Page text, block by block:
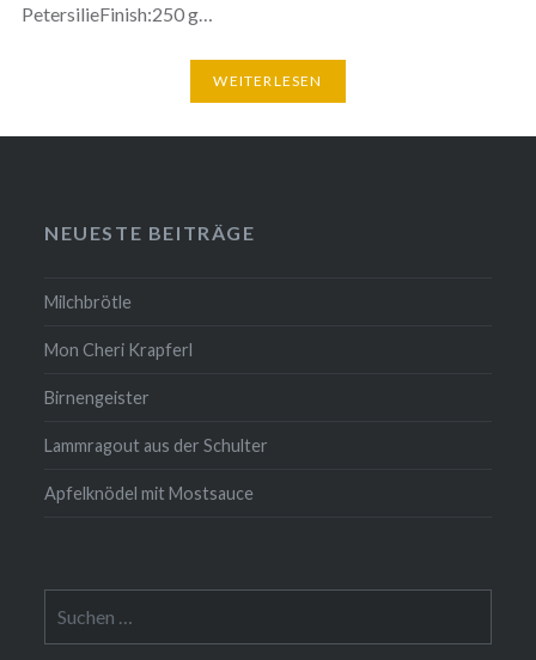
PetersilieFinish:250 g…
WEITERLESEN
NEUESTE BEITRÄGE
Milchbrötle
Mon Cheri Krapferl
Birnengeister
Lammragout aus der Schulter
Apfelknödel mit Mostsauce
nach: